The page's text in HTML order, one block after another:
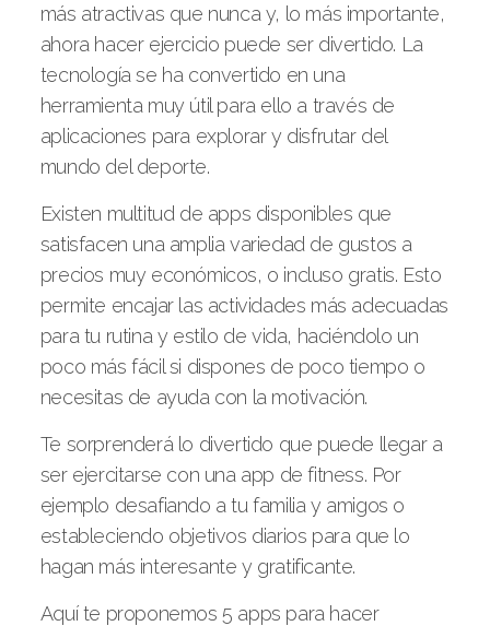
más atractivas que nunca y, lo más importante,
ahora hacer ejercicio puede ser divertido. La
tecnología se ha convertido en una
herramienta muy útil para ello a través de
aplicaciones para explorar y disfrutar del
mundo del deporte.
Existen multitud de apps disponibles que
satisfacen una amplia variedad de gustos a
precios muy económicos, o incluso gratis. Esto
permite encajar las actividades más adecuadas
para tu rutina y estilo de vida, haciéndolo un
poco más fácil si dispones de poco tiempo o
necesitas de ayuda con la motivación.
Te sorprenderá lo divertido que puede llegar a
ser ejercitarse con una app de fitness. Por
ejemplo desafiando a tu familia y amigos o
estableciendo objetivos diarios para que lo
hagan más interesante y gratificante.
Aquí te proponemos 5 apps para hacer